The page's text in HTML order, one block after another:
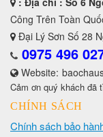
Công Trên Toàn
Đại Lý Sơn Số 28
0975 496
Website:
Cảm ơn quý khách đã
CHÍNH SÁCH
Chính sách bảo